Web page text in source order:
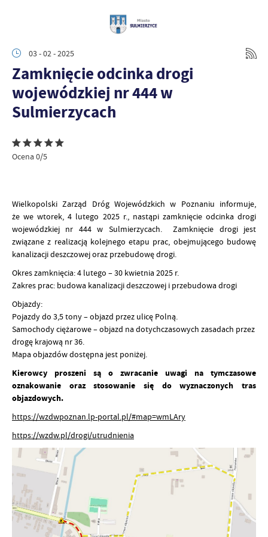
03 - 02 - 2025
Zamknięcie odcinka drogi
wojewódzkiej nr 444 w
Sulmierzycach
Ocena 0/5
Wielkopolski Zarząd Dróg Wojewódzkich w Poznaniu informuje,
że we wtorek, 4 lutego 2025 r., nastąpi zamknięcie odcinka drogi
wojewódzkiej nr 444 w Sulmierzycach. Zamknięcie drogi jest
związane z realizacją kolejnego etapu prac, obejmującego budowę
kanalizacji deszczowej oraz przebudowę drogi.
Okres zamknięcia: 4 lutego – 30 kwietnia 2025 r.
Zakres prac: budowa kanalizacji deszczowej i przebudowa drogi
Objazdy:
Pojazdy do 3,5 tony – objazd przez ulicę Polną.
Samochody ciężarowe – objazd na dotychczasowych zasadach przez
drogę krajową nr 36.
Mapa objazdów dostępna jest poniżej.
Kierowcy proszeni są o zwracanie uwagi na tymczasowe
oznakowanie oraz stosowanie się do wyznaczonych tras
objazdowych.
https://wzdwpoznan.lp-portal.pl/#map=wmLAry
https://wzdw.pl/drogi/utrudnienia